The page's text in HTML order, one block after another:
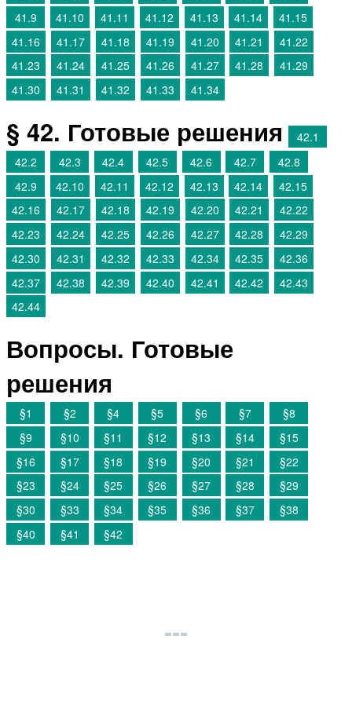
41.9
41.10 41.11 41.12 41.13 41.14
41.15
41.16
41.17 41.18 41.19 41.20 41.21
41.22
41.23
41.24 41.25 41.26 41.27 41.28
41.29
41.30
41.31 41.32 41.33 41.34
§ 42. Готовые решения
42.1
42.2
42.3 42.4 42.5 42.6 42.7
42.8
42.9
42.10 42.11 42.12 42.13 42.14
42.15
42.16
42.17 42.18 42.19 42.20 42.21
42.22
42.23
42.24 42.25 42.26 42.27 42.28
42.29
42.30
42.31 42.32 42.33 42.34 42.35
42.36
42.37
42.38 42.39 42.40 42.41 42.42
42.43
42.44
Вопросы. Готовые
решения
§1 §2 §4 §5 §6 §7
§8
§9
§10 §11 §12 §13 §14
§15
§16
§17 §18 §19 §20 §21
§22
§23
§24 §25 §26 §27 §28
§29
§30
§33 §34 §35 §36 §37
§38
§40
§41 §42